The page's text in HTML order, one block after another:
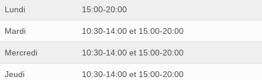
Lundi 15:00-20:00
Mardi 10:30-14:00 et 15:00-20:00
Mercredi 10:30-14:00 et 15:00-20:00
Jeudi 10:30-14:00 et 15:00-20:00